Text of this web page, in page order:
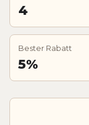
4
Bester Rabatt
5%